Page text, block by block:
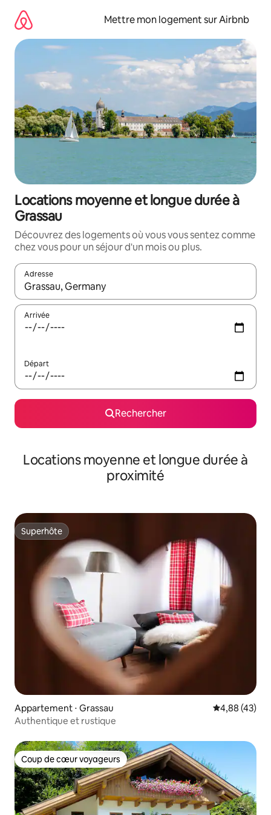
directement
contenu
Mettre mon logement sur Airbnb
Locations moyenne et longue durée à
Grassau
Découvrez des logements où vous vous sentez comme
chez vous pour un séjour d'un mois ou plus.
Adresse
Lorsque les résultats s'affichent, utilisez les flèches vers le
Arrivée
Départ
Rechercher
Locations moyenne et longue durée à
proximité
Superhôte
Superhôte
Appartement ⋅ Grassau Évaluation
4,88 (43)
Authentique et rustique
Coup de cœur voyageurs
Coup de cœur voyageurs